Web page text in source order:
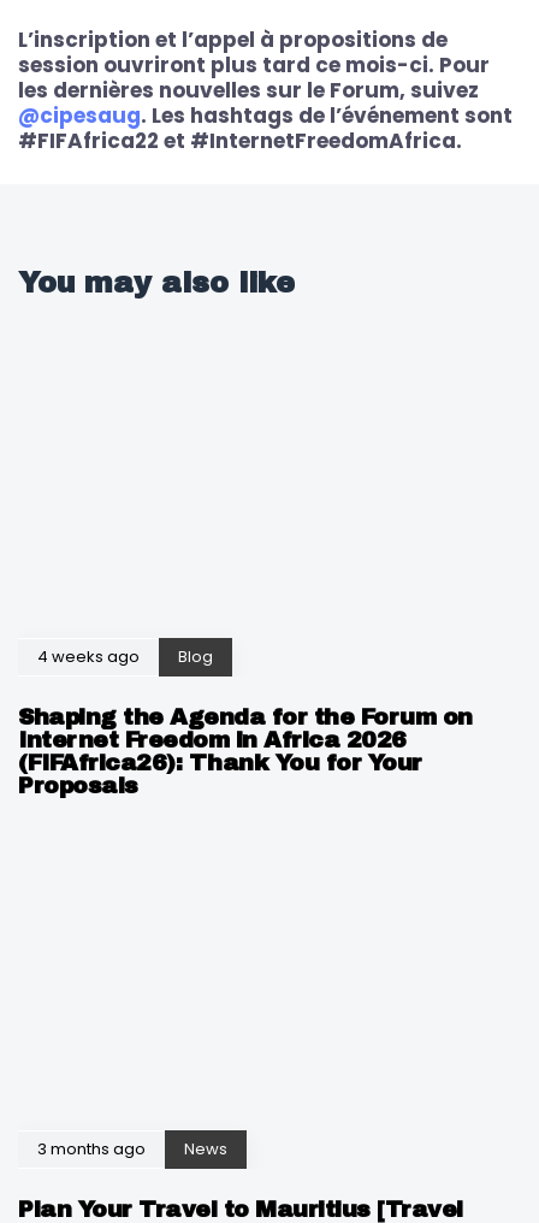
L’inscription et l’appel à propositions de
session ouvriront plus tard ce mois-ci. Pour
les dernières nouvelles sur le Forum, suivez
@cipesaug. Les hashtags de l’événement sont
#FIFAfrica22 et #InternetFreedomAfrica.
You may also like
4 weeks ago Blog
Shaping the Agenda for the Forum on
Internet Freedom in Africa 2026
(FIFAfrica26): Thank You for Your
Proposals
3 months ago News
Plan Your Travel to Mauritius [Travel